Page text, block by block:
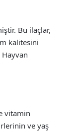
Bu ilaçlar,
kalitesini
vitamin
ve yaş